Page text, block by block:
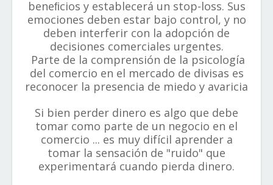
beneﬁcios y establecerá un stop-loss. Sus
emociones deben estar bajo control, y no
deben interferir con la adopción de
decisiones comerciales urgentes.
Parte de la comprensión de la psicología
del comercio en el mercado de divisas es
reconocer la presencia de miedo y avaricia
Si bien perder dinero es algo que debe
tomar como parte de un negocio en el
comercio ... es muy difícil aprender a
tomar la sensación de "ruido" que
experimentará cuando pierda dinero.